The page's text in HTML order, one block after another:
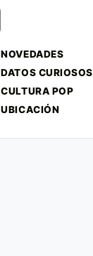
NOVEDADES
DATOS CURIOSOS
CULTURA POP
UBICACIÓN